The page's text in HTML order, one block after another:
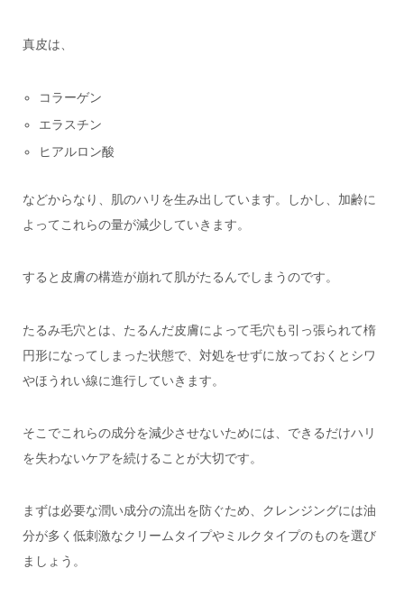
真皮は、
コラーゲン
エラスチン
ヒアルロン酸
などからなり、肌のハリを生み出しています。
しかし、加齢に
よってこれらの量が減少していきます。
すると皮膚の構造が崩れて肌がたるんでしまうのです。
たるみ毛穴とは、たるんだ皮膚によって毛穴も引っ張られて楕
円形になってしまった状態で、対処をせずに放っておくとシワ
やほうれい線に進行していきます。
そこでこれらの成分を減少させないためには、できるだけハリ
を失わないケアを続けることが大切です。
まずは必要な潤い成分の流出を防ぐため、 クレンジングには油
分が多く低刺激なクリームタイプやミルクタイプのものを選び
ましょう。